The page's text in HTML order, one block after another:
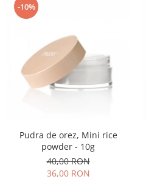
-10%
Pudra de orez, Mini rice
powder - 10g
40,00 RON
36,00 RON